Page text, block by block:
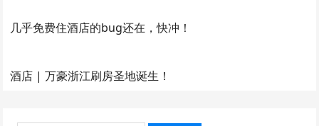
几乎免费住酒店的bug还在，快冲！
酒店 | 万豪浙江刷房圣地诞生！